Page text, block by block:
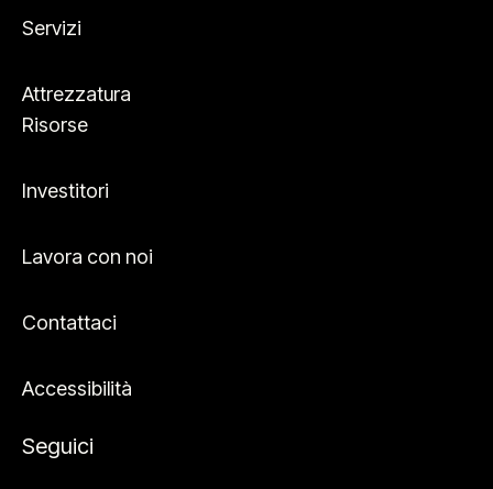
Servizi
Attrezzatura
Risorse
Investitori
Lavora con noi
Contattaci
Accessibilità
Seguici